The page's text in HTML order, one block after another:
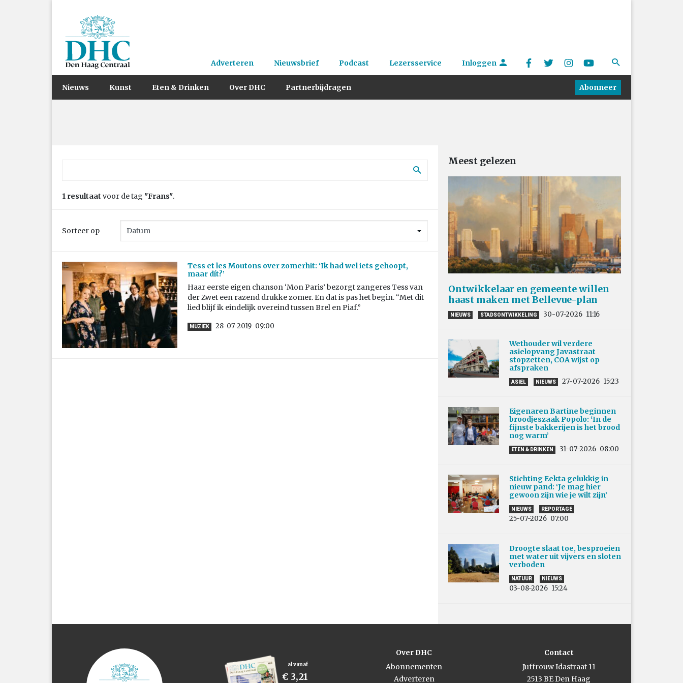
Adverteren Nieuwsbrief Podcast Lezersservice Inloggen
Nieuws Kunst Eten & Drinken Over DHC Partnerbijdragen Abonneer
1 resultaat voor de tag "Frans".
Sorteer op
Tess et les Moutons over zomerhit: ‘Ik had wel iets gehoopt,
maar dít?’
Haar eerste eigen chanson ‘Mon Paris’ bezorgt zangeres Tess van
der Zwet een razend drukke zomer. En dat is pas het begin. “Met dit
lied blijf ik eindelijk overeind tussen Brel en Piaf.”
MUZIEK 28-07-2019 09:00
Meest gelezen
Ontwikkelaar en gemeente willen
haast maken met Bellevue-plan
NIEUWS STADSONTWIKKELING 30-07-2026 11:16
Wethouder wil verdere
asielopvang Javastraat
stopzetten, COA wijst op
afspraken
ASIEL NIEUWS 27-07-2026 15:23
Eigenaren Bartine beginnen
broodjeszaak Popolo: ‘In de
fijnste bakkerijen is het brood
nog warm’
ETEN & DRINKEN 31-07-2026 08:00
Stichting Eekta gelukkig in
nieuw pand: ‘Je mag hier
gewoon zijn wie je wilt zijn’
NIEUWS REPORTAGE
25-07-2026 07:00
Droogte slaat toe, besproeien
met water uit vijvers en sloten
verboden
NATUUR NIEUWS
03-08-2026 15:24
al vanaf
€ 3,21
Over DHC
Abonnementen
Adverteren
Contact
Juffrouw Idastraat 11
2513 BE Den Haag